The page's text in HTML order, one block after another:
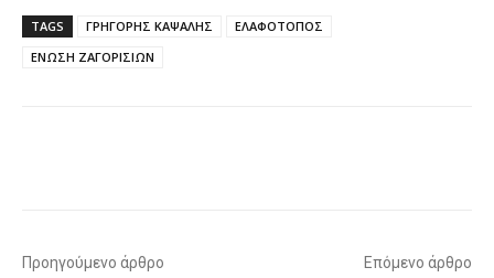
TAGS ΓΡΗΓΟΡΗΣ ΚΑΨΑΛΗΣ
ΕΛΑΦΟΤΟΠΟΣ
ΕΝΩΣΗ ΖΑΓΟΡΙΣΙΩΝ
Προηγούμενο άρθρο
Επόμενο άρθρο